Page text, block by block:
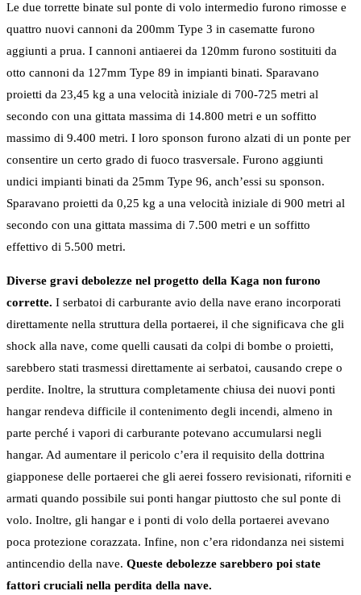
Le due torrette binate sul ponte di volo intermedio furono rimosse e
quattro nuovi cannoni da 200mm Type 3 in casematte furono
aggiunti a prua. I cannoni antiaerei da 120mm furono sostituiti da
otto cannoni da 127mm Type 89 in impianti binati. Sparavano
proietti da 23,45 kg a una velocità iniziale di 700-725 metri al
secondo con una gittata massima di 14.800 metri e un soffitto
massimo di 9.400 metri. I loro sponson furono alzati di un ponte per
consentire un certo grado di fuoco trasversale. Furono aggiunti
undici impianti binati da 25mm Type 96, anch’essi su sponson.
Sparavano proietti da 0,25 kg a una velocità iniziale di 900 metri al
secondo con una gittata massima di 7.500 metri e un soffitto
effettivo di 5.500 metri.
Diverse gravi debolezze nel progetto della Kaga non furono
corrette. I serbatoi di carburante avio della nave erano incorporati
direttamente nella struttura della portaerei, il che significava che gli
shock alla nave, come quelli causati da colpi di bombe o proietti,
sarebbero stati trasmessi direttamente ai serbatoi, causando crepe o
perdite. Inoltre, la struttura completamente chiusa dei nuovi ponti
hangar rendeva difficile il contenimento degli incendi, almeno in
parte perché i vapori di carburante potevano accumularsi negli
hangar. Ad aumentare il pericolo c’era il requisito della dottrina
giapponese delle portaerei che gli aerei fossero revisionati, riforniti e
armati quando possibile sui ponti hangar piuttosto che sul ponte di
volo. Inoltre, gli hangar e i ponti di volo della portaerei avevano
poca protezione corazzata. Infine, non c’era ridondanza nei sistemi
antincendio della nave. Queste debolezze sarebbero poi state
fattori cruciali nella perdita della nave.